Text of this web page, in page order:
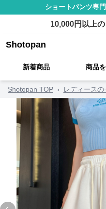
ショートパンツ専
10,000円以上
Shotopan
新着商品 商品
Shotopan TOP › レディースの